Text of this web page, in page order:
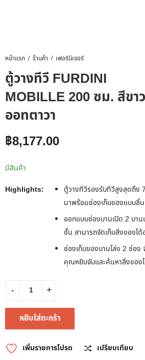
หน้าแรก ร้านค้า เฟอร์นิเจอร์
ตู้วางทีวี FURDINI
MOBILLE 200 ซม. สีขา
ออทตาวา
฿8,177.00
มีสินค้า
Highlights:
ตู้วางทีวีรองรับทีวีสูงสุดถึง
มาพร้อมช่องเก็บของแบบลิ้
ออกแบบช่องบานเปิด 2 บา
ชั้น สามารถจัดเก็บสิ่งของไ
ช่องเก็บของบานโล่ง 2 ช่อง
คุณหยิบจับและค้นหาสิ่งของ
หยิบใส่ตะกร้า
เพิ่มรายการโปรด
เปรียบเทียบ